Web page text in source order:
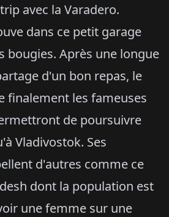
avec la Varadero.
dans ce petit garage
bougies. Après une longue
d'un bon repas, le
finalement les fameuses
de poursuivre
Vladivostok. Ses
d'autres comme ce
dont la population est
une femme sur une